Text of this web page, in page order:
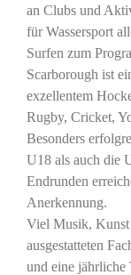
an Clubs und
für Wassersport
Surfen zum
Scarborough ist
exzellentem
Rugby, Cricket,
Besonders
U18 als auch die
Endrunden
Anerkennung.
Viel Musik, Kunst
ausgestatteten
und eine jährliche